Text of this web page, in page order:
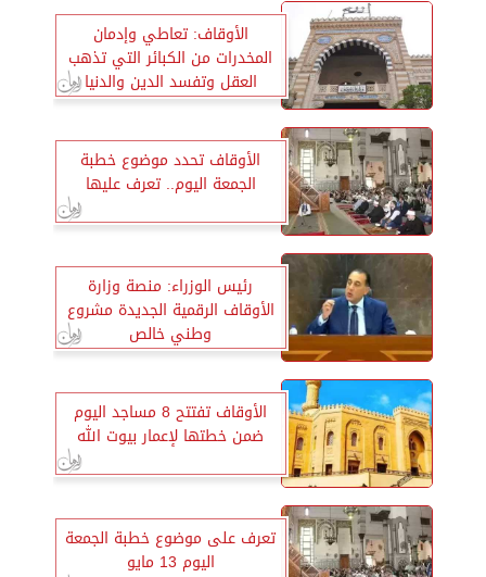
الأوقاف: تعاطي وإدمان
المخدرات من الكبائر التي تذهب
العقل وتفسد الدين والدنيا
الأوقاف تحدد موضوع خطبة
الجمعة اليوم.. تعرف عليها
رئيس الوزراء: منصة وزارة
الأوقاف الرقمية الجديدة مشروع
وطني خالص
الأوقاف تفتتح 8 مساجد اليوم
ضمن خطتها لإعمار بيوت الله
تعرف على موضوع خطبة الجمعة
اليوم 13 مايو